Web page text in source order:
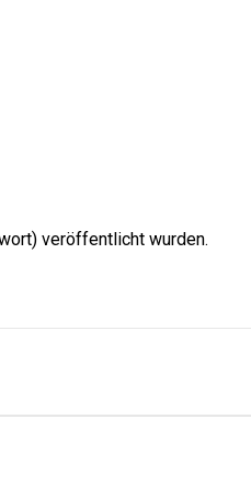
veröffentlicht wurden.